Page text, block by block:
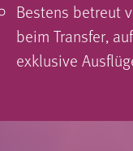
Bestens betreut
beim Transfer,
exklusive